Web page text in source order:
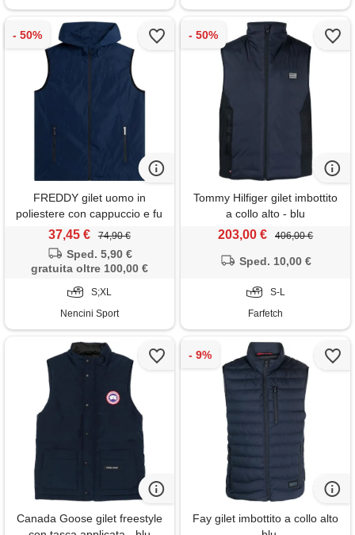
FREDDY gilet uomo in
poliestere con cappuccio e fu
2tu002
37,45 € 74,90 €
Sped. 5,90 €
gratuita oltre 100,00 €
S;XL
Nencini Sport
Tommy Hilfiger gilet imbottito
a collo alto - blu
203,00 € 406,00 €
Sped. 10,00 €
S-L
Farfetch
Canada Goose gilet freestyle
Fay gilet imbottito a collo alto